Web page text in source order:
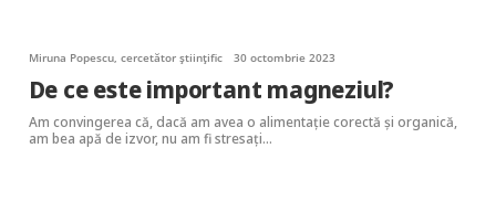
Miruna Popescu, cercetător științific 30 octombrie 2023
De ce este important magneziul?
Am convingerea că, dacă am avea o alimentație corectă și organică,
am bea apă de izvor, nu am fi stresați…